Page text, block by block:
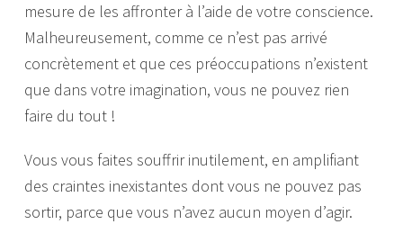
mesure de les affronter à l’aide de votre conscience.
Malheureusement, comme ce n’est pas arrivé
concrètement et que ces préoccupations n’existent
que dans votre imagination, vous ne pouvez rien
faire du tout !
Vous vous faites souffrir inutilement, en amplifiant
des craintes inexistantes dont vous ne pouvez pas
sortir, parce que vous n’avez aucun moyen d’agir.